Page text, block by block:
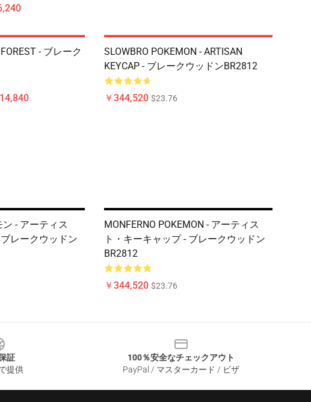
- ブレーク
SLOWBRO POKEMON - ARTISAN
KEYCAP - ブレークウッドンBR2812
￥344,520 $23.76
- アーティス
レークウッドン
MONFERNO POKEMON - アーティス
ト・キーキャップ - ブレークウッドン
BR2812
￥344,520 $23.76
証
提供
100％安全なチェックアウト
PayPal / マスターカード / ビザ